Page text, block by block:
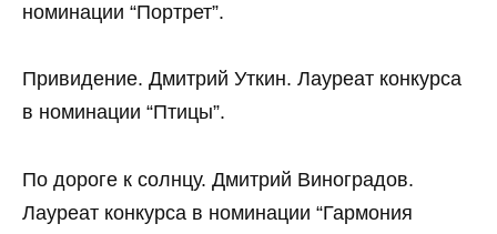
номинации “Портрет”.
Привидение. Дмитрий Уткин. Лауреат конкурса
в номинации “Птицы”.
По дороге к солнцу. Дмитрий Виноградов.
Лауреат конкурса в номинации “Гармония